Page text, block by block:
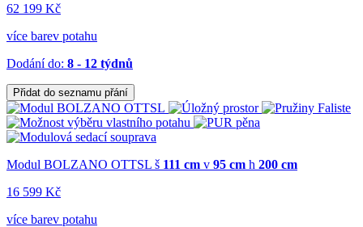
62 199 Kč
více barev potahu
Dodání do: 8 - 12 týdnů
Přidat do seznamu přání
Modul BOLZANO OTTSL š 111 cm v 95 cm h 200 cm
16 599 Kč
více barev potahu